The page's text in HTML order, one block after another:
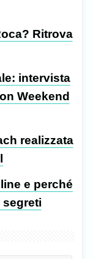
Ritrova
intervista
Weekend
realizzata
e perché
segreti